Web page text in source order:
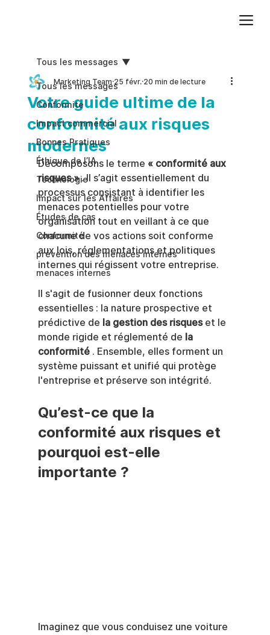
Tous les messages
Conformite
Impact commercial
Bonnes Pratiques
Éthique de l’IA
Technologie
Impact sur les Affaires
Études de cas
Conformité
prévention des menaces internes
menaces internes
Tous les messages
Votre guide ultime de la
conformité aux risques
modernes
Marketing Team 25 févr. 20 min de lecture
Décomposons le terme « conformité aux
risques » . Il s’agit essentiellement du
processus consistant à identifier les
menaces potentielles pour votre
organisation tout en veillant à ce que
chacune de vos actions soit conforme
aux lois, réglementations et politiques
internes qui régissent votre entreprise.
Il s'agit de fusionner deux fonctions
essentielles : la nature prospective et
prédictive de la gestion des risques et le
monde rigide et réglementé de la
conformité . Ensemble, elles forment un
système puissant et unifié qui protège
l'entreprise et préserve son intégrité.
Qu’est-ce que la
conformité aux risques et
pourquoi est-elle
importante ?
Imaginez que vous conduisez une voiture